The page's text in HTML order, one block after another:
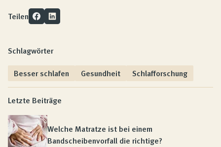
Teilen
Schlagwörter
Besser schlafen
Gesundheit Schlafforschung
Letzte Beiträge
Welche Matratze ist bei einem
Bandscheibenvorfall die richtige?